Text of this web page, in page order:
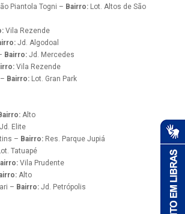
Piantola Togni – Bairro: Lot. Altos de São
Vila Rezende
Jd. Algodoal
Bairro: Jd. Mercedes
Vila Rezende
Bairro: Lot. Gran Park
Alto
Jd. Elite
– Bairro: Res. Parque Jupiá
Tatuapé
Vila Prudente
Alto
– Bairro: Jd. Petrópolis